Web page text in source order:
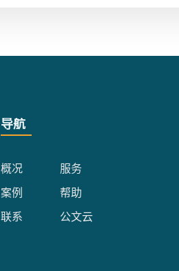
导航
概况 服务
案例 帮助
联系 公文云